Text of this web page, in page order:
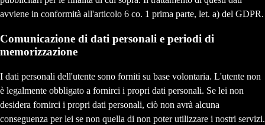
avviene in conformità all'articolo 6 co. 1 prima parte, let. a) del GDPR.
Comunicazione di dati personali e periodi di
memorizzazione
I dati personali dell'utente sono forniti su base volontaria. L'utente non
è legalmente obbligato a fornirci i propri dati personali. Se lei non
desidera fornirci i propri dati personali, ciò non avrà alcuna
conseguenza per lei se non quella di non poter utilizzare i nostri servizi.